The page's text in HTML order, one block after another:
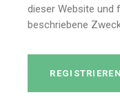
dieser Website und
beschriebene
REGISTRIEREN